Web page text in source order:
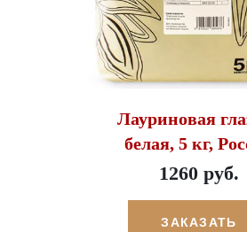
Лауриновая
белая, 5 кг,
1260 руб.
ЗАКАЗАТЬ